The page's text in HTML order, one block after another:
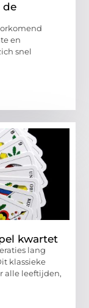
de
en
snel
kwartet
lang
klassieke
alle leeftijden,